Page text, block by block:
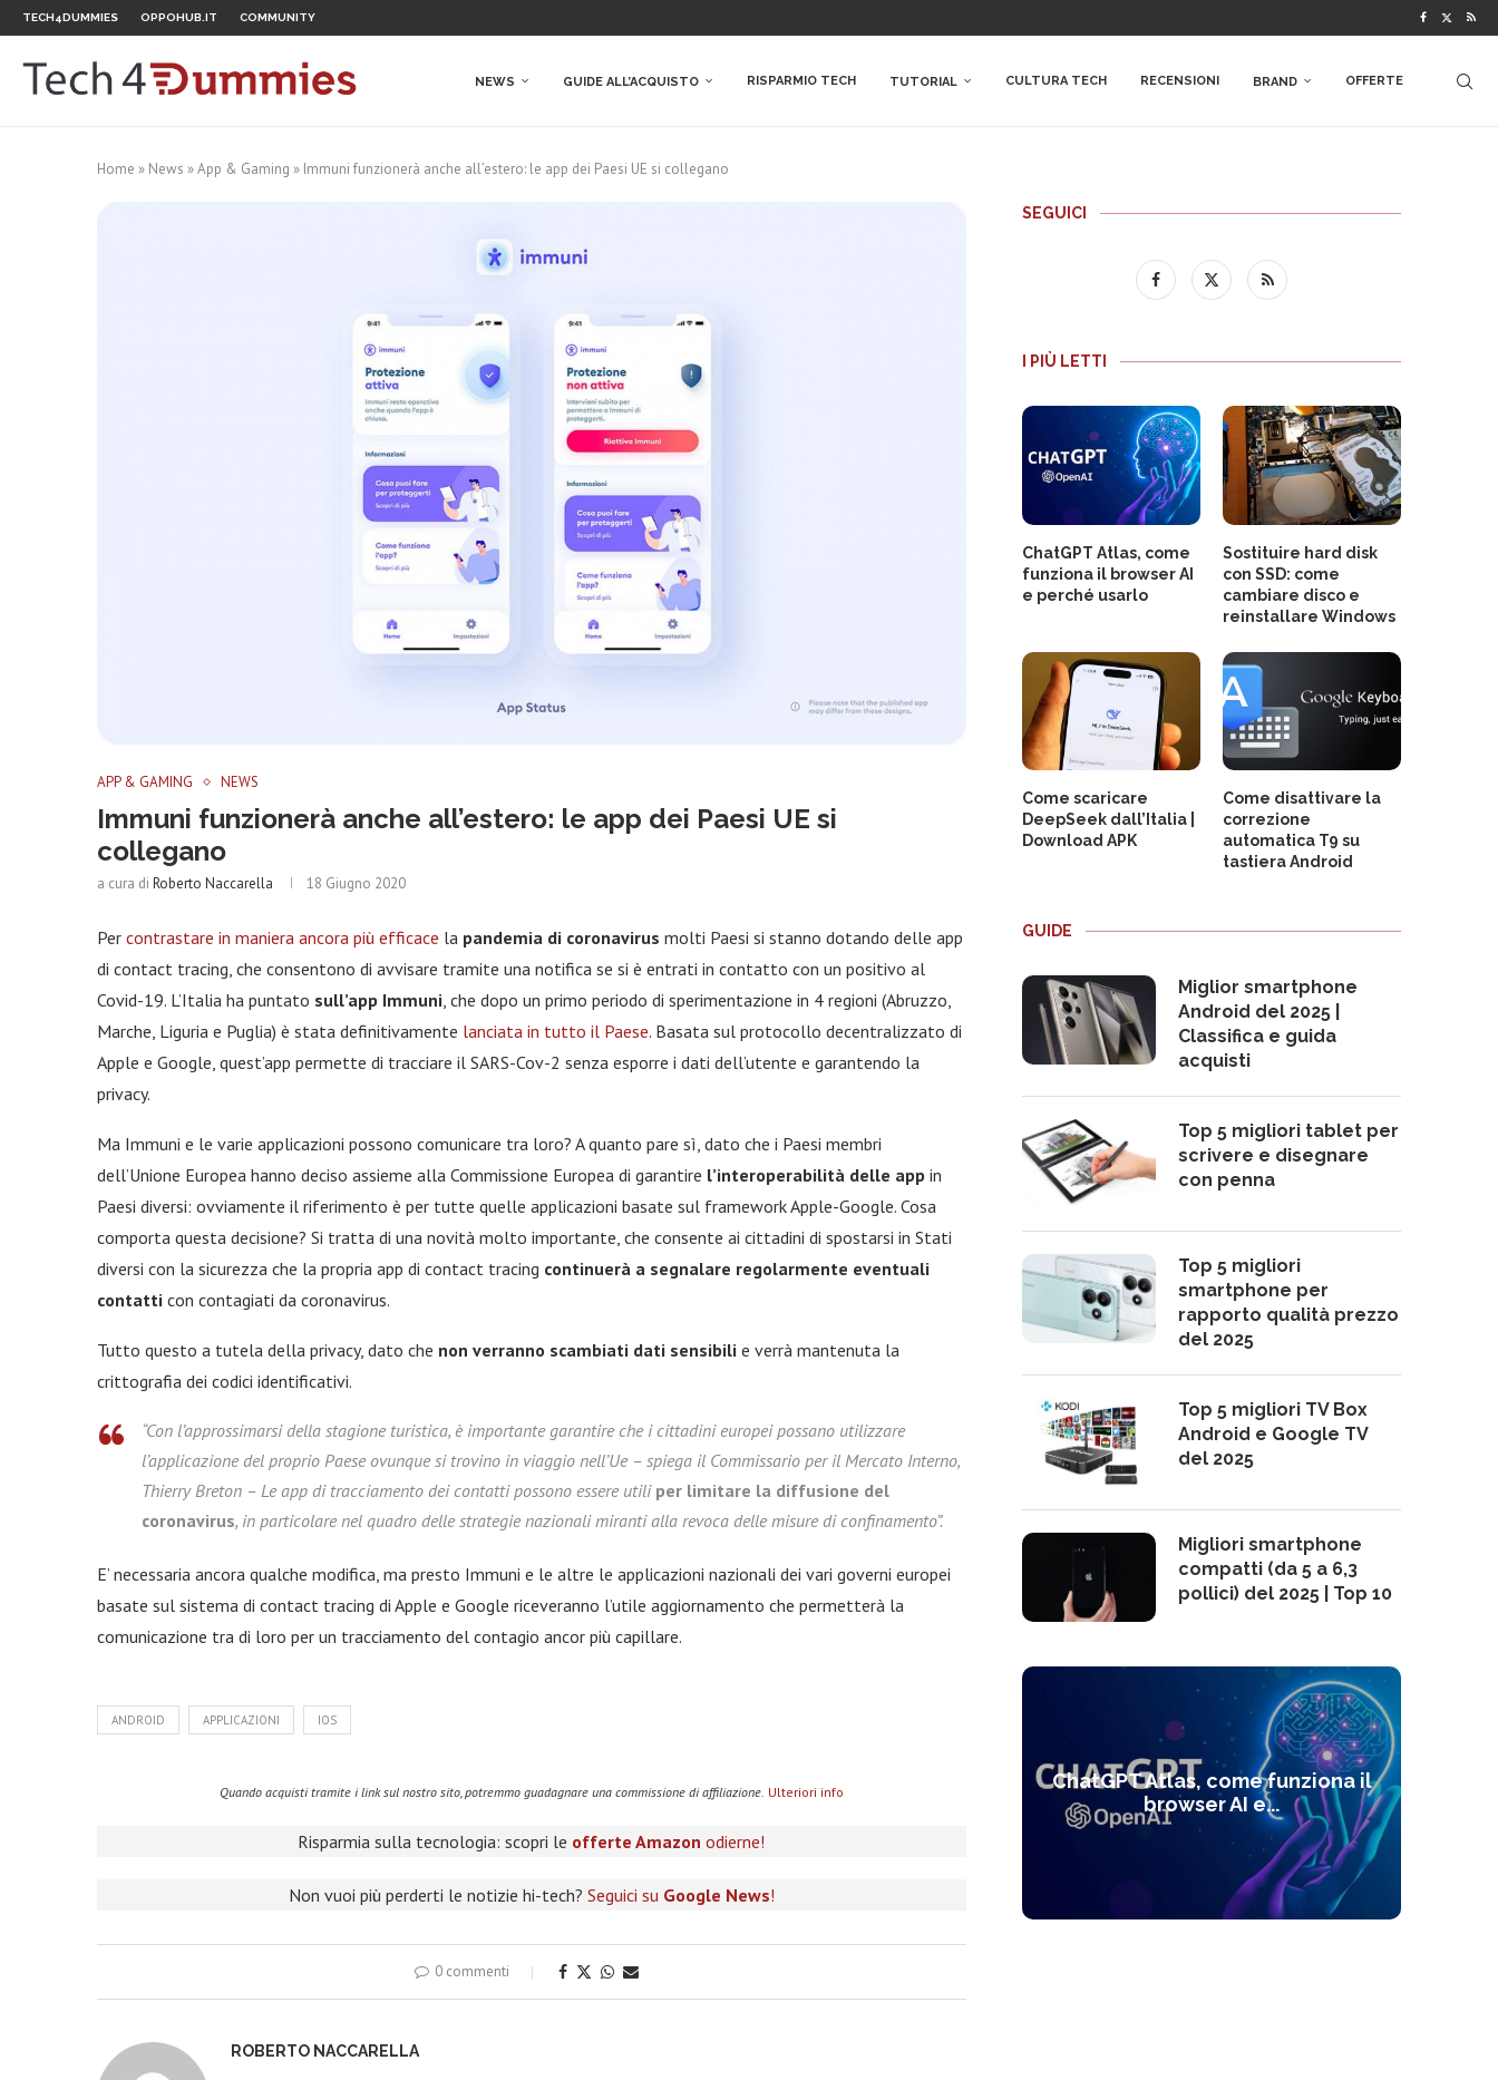
TECH4DUMMIES OPPOHUB.IT COMMUNITY
NEWS GUIDE ALL’ACQUISTO RISPARMIO TECH TUTORIAL CULTURA TECH RECENSIONI BRAND OFFERTE
Home » News »App & Gaming » Immuni funzionerà anche all’estero: le app dei Paesi UE si collegano
APP & GAMING NEWS
Immuni funzionerà anche all’estero: le app dei Paesi UE si
collegano
a cura di Roberto Naccarella 18 Giugno 2020
Per contrastare in maniera ancora più efficace la pandemia di coronavirus molti Paesi si stanno dotando delle app
di contact tracing, che consentono di avvisare tramite una notifica se si è entrati in contatto con un positivo al
Covid-19. L’Italia ha puntato sull’app Immuni, che dopo un primo periodo di sperimentazione in 4 regioni (Abruzzo,
Marche, Liguria e Puglia) è stata definitivamente lanciata in tutto il Paese. Basata sul protocollo decentralizzato di
Apple e Google, quest’app permette di tracciare il SARS-Cov-2 senza esporre i dati dell’utente e garantendo la
privacy.
Ma Immuni e le varie applicazioni possono comunicare tra loro? A quanto pare sì, dato che i Paesi membri
dell’Unione Europea hanno deciso assieme alla Commissione Europea di garantire l’interoperabilità delle app in
Paesi diversi: ovviamente il riferimento è per tutte quelle applicazioni basate sul framework Apple-Google. Cosa
comporta questa decisione? Si tratta di una novità molto importante, che consente ai cittadini di spostarsi in Stati
diversi con la sicurezza che la propria app di contact tracing continuerà a segnalare regolarmente eventuali
contatti con contagiati da coronavirus.
Tutto questo a tutela della privacy, dato che non verranno scambiati dati sensibili e verrà mantenuta la
crittografia dei codici identificativi.
“Con l’approssimarsi della stagione turistica, è importante garantire che i cittadini europei possano utilizzare
l’applicazione del proprio Paese ovunque si trovino in viaggio nell’Ue – spiega il Commissario per il Mercato Interno,
Thierry Breton – Le app di tracciamento dei contatti possono essere utili per limitare la diffusione del
coronavirus, in particolare nel quadro delle strategie nazionali miranti alla revoca delle misure di confinamento”.
E’ necessaria ancora qualche modifica, ma presto Immuni e le altre le applicazioni nazionali dei vari governi europei
basate sul sistema di contact tracing di Apple e Google riceveranno l’utile aggiornamento che permetterà la
comunicazione tra di loro per un tracciamento del contagio ancor più capillare.
ANDROID APPLICAZIONI IOS
Quando acquisti tramite i link sul nostro sito, potremmo guadagnare una commissione di affiliazione. Ulteriori info
Risparmia sulla tecnologia: scopri le offerte Amazon odierne!
Non vuoi più perderti le notizie hi-tech? Seguici su Google News!
0 commenti
ROBERTO NACCARELLA
SEGUICI
I PIÙ LETTI
ChatGPT Atlas, come
funziona il browser AI
e perché usarlo
Sostituire hard disk
con SSD: come
cambiare disco e
reinstallare Windows
Come scaricare
DeepSeek dall’Italia |
Download APK
Come disattivare la
correzione
automatica T9 su
tastiera Android
GUIDE
Miglior smartphone
Android del 2025 |
Classifica e guida
acquisti
Top 5 migliori tablet per
scrivere e disegnare
con penna
Top 5 migliori
smartphone per
rapporto qualità prezzo
del 2025
Top 5 migliori TV Box
Android e Google TV
del 2025
Migliori smartphone
compatti (da 5 a 6,3
pollici) del 2025 | Top 10
ChatGPT Atlas, come funziona il
browser AI e...